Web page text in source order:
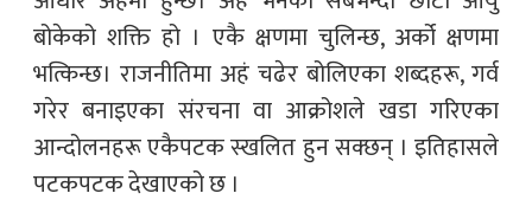
बोकेको शक्ति हो । एकै क्षणमा चुलिन्छ, अर्को क्षणमा
भत्किन्छ। राजनीतिमा अहं चढेर बोलिएका शब्दहरू, गर्व
गरेर बनाइएका संरचना वा आक्रोशले खडा गरिएका
आन्दोलनहरू एकैपटक स्खलित हुन सक्छन् । इतिहासले
पटकपटक देखाएको छ ।